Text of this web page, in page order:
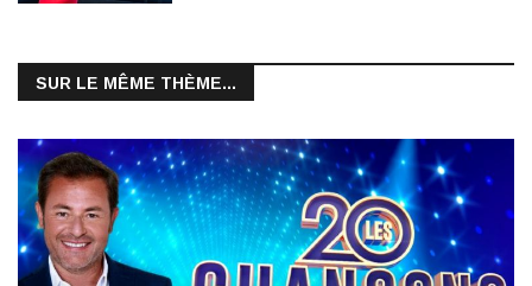
SUR LE MÊME THÈME...